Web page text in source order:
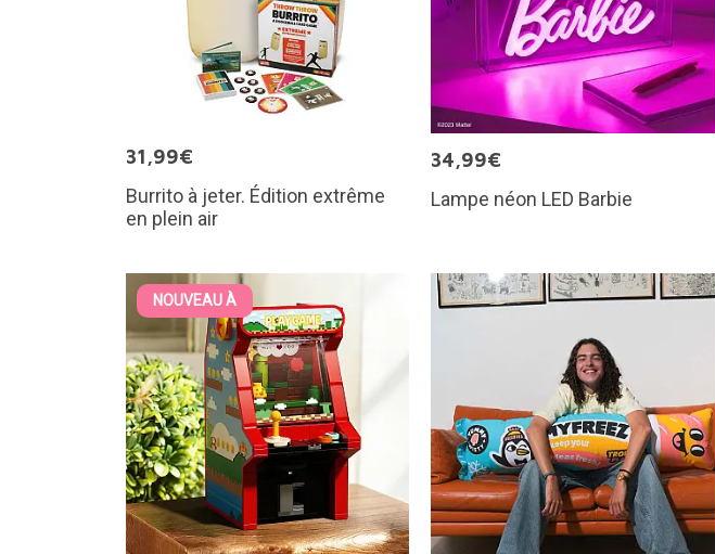
31,99€
Burrito à jeter. Édition extrême
en plein air
34,99€
Lampe néon LED Barbie
NOUVEAU À